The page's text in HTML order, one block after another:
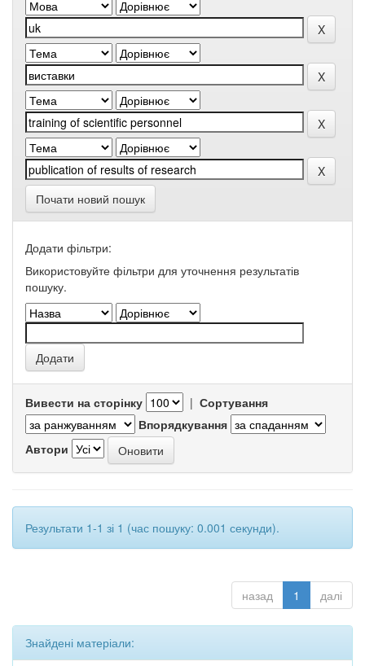
Почати новий пошук
Додати фільтри:
Використовуйте фільтри для уточнення результатів
пошуку.
Вивести на сторінку | Сортування
Впорядкування
Автори
Результати 1-1 зі 1 (час пошуку: 0.001 секунди).
назад 1 далі
Знайдені матеріали: